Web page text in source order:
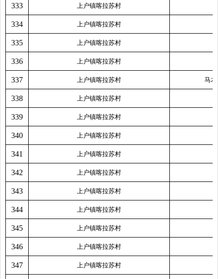
333 上户镇喀拉苏村
334 上户镇喀拉苏村
335 上户镇喀拉苏村
336 上户镇喀拉苏村
337 上户镇喀拉苏村 马木
338 上户镇喀拉苏村
339 上户镇喀拉苏村
340 上户镇喀拉苏村
341 上户镇喀拉苏村
342 上户镇喀拉苏村
343 上户镇喀拉苏村
344 上户镇喀拉苏村
345 上户镇喀拉苏村
346 上户镇喀拉苏村
347 上户镇喀拉苏村